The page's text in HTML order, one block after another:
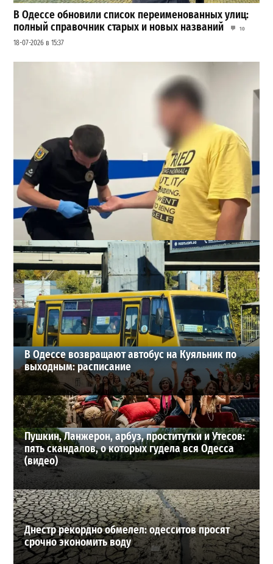
В Одессе обновили список переименованных улиц:
полный справочник старых и новых названий
10
18-07-2026 в 15:37
Втирался в доверие месяцами: в Одесской области
задержали подозреваемого в надругательстве над
детьми
4
17-07-2026 в 10:32
ВИБОР РЕДАКЦИИ
В Одессе возвращают автобус на Куяльник по
выходным: расписание
Пушкин, Ланжерон, арбуз, проститутки и Утесов:
пять скандалов, о которых гудела вся Одесса
(видео)
Днестр рекордно обмелел: одесситов просят
срочно экономить воду